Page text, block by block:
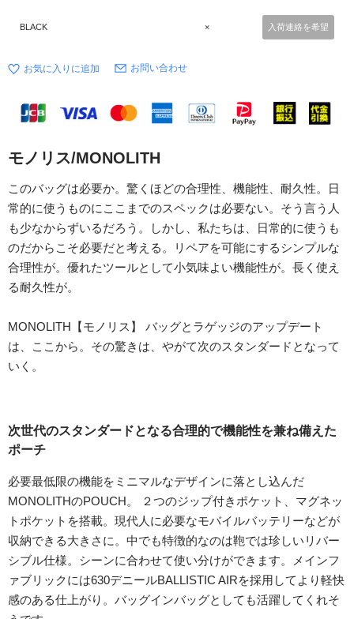
BLACK × 入荷連絡を希望
お問い合わせ
モノリス/MONOLITH
このバッグは必要か。驚くほどの合理性、機能性、耐久性。日
常的に使うものにここまでのスペックは必要ない。そう言う人
も少なからずいるだろう。しかし、私たちは、日常的に使うも
のだからこそ必要だと考える。リペアを可能にするシンプルな
合理性が。優れたツールとして小気味よい機能性が。長く使え
る耐久性が。
MONOLITH【モノリス】 バッグとラゲッジのアップデート
は、ここから。その驚きは、やがて次のスタンダードとなって
いく。
次世代のスタンダードとなる合理的で機能性を兼ね備えた
ポーチ
必要最低限の機能をミニマルなデザインに落とし込んだ
MONOLITHのPOUCH。 ２つのジップ付きポケット、マグネッ
トポケットを搭載。現代人に必要なモバイルバッテリーなどが
収納できる大きさに。中でも特徴的なのは鞄では珍しいリバー
シブル仕様。シーンに合わせて使い分けができます。メインフ
ァブリックには630デニールBALLISTIC AIRを採用してより軽快
感のある仕上がり。バッグインバッグとしても活躍してくれそ